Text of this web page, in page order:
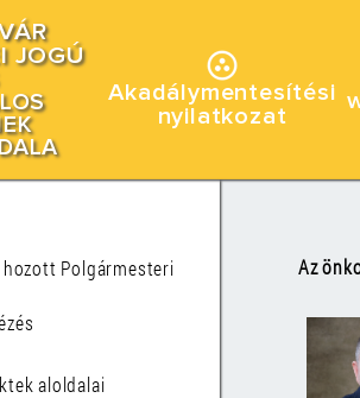
JOGÚ
Akadálymentesítési
nyilatkozat
Polgármesteri
aloldalai
Az